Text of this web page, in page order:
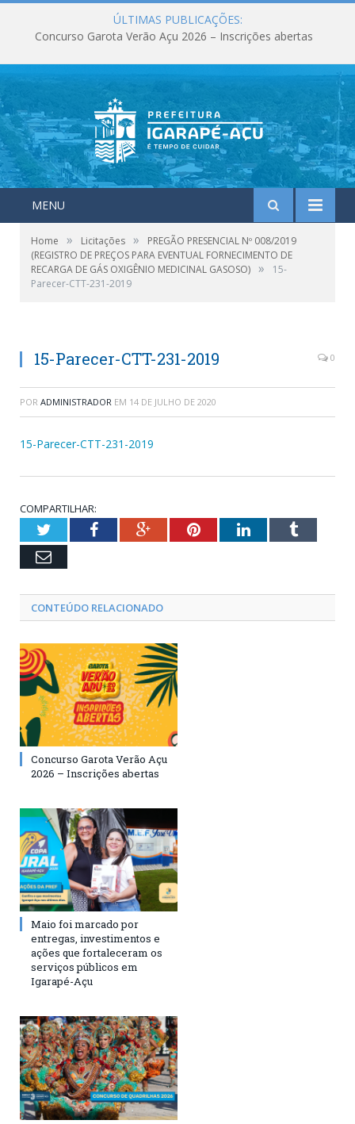
ÚLTIMAS PUBLICAÇÕES:
Concurso Garota Verão Açu 2026 – Inscrições abertas
MENU
Home » Licitações »
PREGÃO PRESENCIAL Nº 008/2019
(REGISTRO DE PREÇOS PARA EVENTUAL FORNECIMENTO DE
RECARGA DE GÁS OXIGÊNIO MEDICINAL GASOSO) »
15-
Parecer-CTT-231-2019
15-Parecer-CTT-231-2019 0
POR ADMINISTRADOR EM 14 DE JULHO DE 2020
15-Parecer-CTT-231-2019
COMPARTILHAR:
TwitterFacebookGoogle+PinterestLinkedInTumblr
Email
CONTEÚDO RELACIONADO
Concurso Garota Verão Açu
2026 – Inscrições abertas
Maio foi marcado por
entregas, investimentos e
ações que fortaleceram os
serviços públicos em
Igarapé-Açu